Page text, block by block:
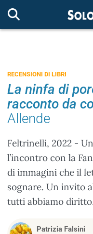
RECENSIONI DI LIBRI
La ninfa di
racconto da
Allende
Feltrinelli, 2022 -
l’incontro con la
di immagini che il
sognare. Un invito
tutti abbiamo
Patrizia Falsini